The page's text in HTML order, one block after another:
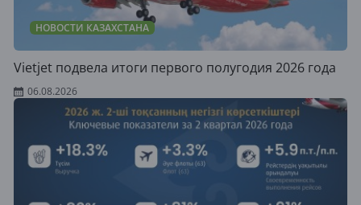
НОВОСТИ КАЗАХСТАНА
Vietjet подвела итоги первого полугодия 2026 года
06.08.2026